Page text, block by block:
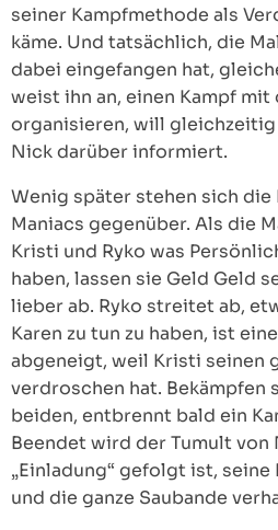
seiner Kampfmethode als
käme. Und tatsächlich, die
dabei eingefangen hat,
weist ihn an, einen Kampf mit
organisieren, will gleichzeitig
Nick darüber informiert.
Wenig später stehen sich die
Maniacs gegenüber. Als die
Kristi und Ryko was
haben, lassen sie Geld Geld
lieber ab. Ryko streitet ab,
Karen zu tun zu haben, ist
abgeneigt, weil Kristi seinen
verdroschen hat. Bekämpfen
beiden, entbrennt bald ein
Beendet wird der Tumult von
„Einladung“ gefolgt ist,
und die ganze Saubande